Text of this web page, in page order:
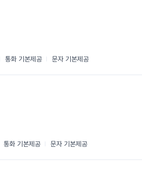
통화 기본제공 문자 기본제공
통화 기본제공 문자 기본제공